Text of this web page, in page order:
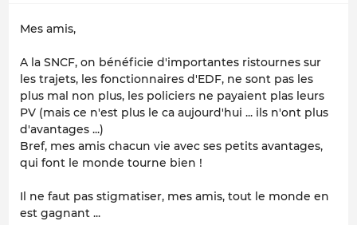
Mes amis,
A la SNCF, on bénéficie d'importantes ristournes sur
les trajets, les fonctionnaires d'EDF, ne sont pas les
plus mal non plus, les policiers ne payaient plas leurs
PV (mais ce n'est plus le ca aujourd'hui ... ils n'ont plus
d'avantages ...)
Bref, mes amis chacun vie avec ses petits avantages,
qui font le monde tourne bien !
Il ne faut pas stigmatiser, mes amis, tout le monde en
est gagnant ...